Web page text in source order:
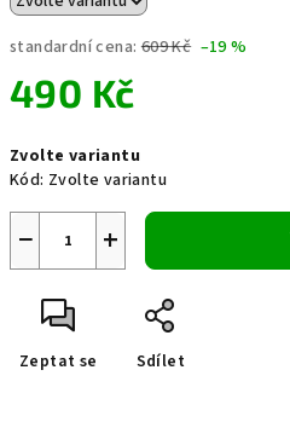
standardní cena: 609 Kč –19 %
490 Kč
cena:
Zvolte variantu
Kód: Zvolte variantu
+
−
Zeptat se Sdílet